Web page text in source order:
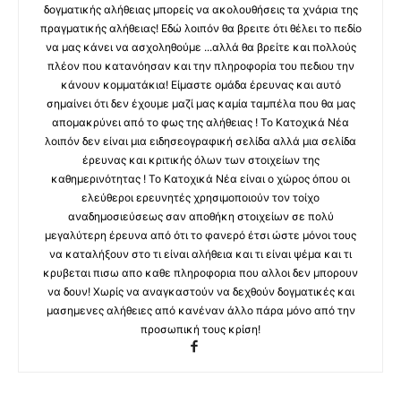
δογματικής αλήθειας μπορείς να ακολουθήσεις τα χνάρια της
πραγματικής αλήθειας! Εδώ λοιπόν θα βρειτε ότι θέλει το πεδίο
να μας κάνει να ασχοληθούμε ...αλλά θα βρείτε και πολλούς
πλέον που κατανόησαν και την πληροφορία του πεδιου την
κάνουν κομματάκια! Είμαστε ομάδα έρευνας και αυτό
σημαίνει ότι δεν έχουμε μαζί μας καμία ταμπέλα που θα μας
απομακρύνει από το φως της αλήθειας ! Το Κατοχικά Νέα
λοιπόν δεν είναι μια ειδησεογραφική σελίδα αλλά μια σελίδα
έρευνας και κριτικής όλων των στοιχείων της
καθημερινότητας ! Το Κατοχικά Νέα είναι ο χώρος όπου οι
ελεύθεροι ερευνητές χρησιμοποιούν τον τοίχο
αναδημοσιεύσεως σαν αποθήκη στοιχείων σε πολύ
μεγαλύτερη έρευνα από ότι το φανερό έτσι ώστε μόνοι τους
να καταλήξουν στο τι είναι αλήθεια και τι είναι ψέμα και τι
κρυβεται πισω απο καθε πληροφορια που αλλοι δεν μπορουν
να δουν! Χωρίς να αναγκαστούν να δεχθούν δογματικές και
μασημενες αλήθειες από κανέναν άλλο πάρα μόνο από την
προσωπική τους κρίση!